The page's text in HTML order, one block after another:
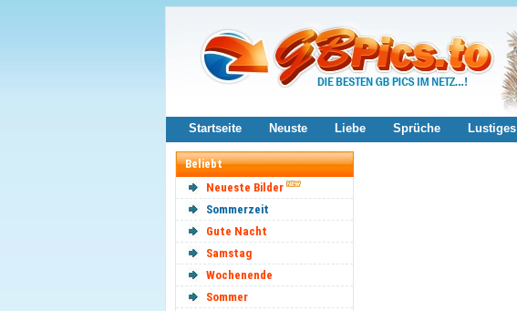
Startseite Neuste Liebe Sprüche Lustiges
Beliebt
Neueste Bilder
Sommerzeit
Gute Nacht
Samstag
Wochenende
Sommer